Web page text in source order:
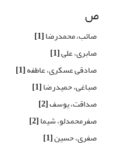
ص
صائب، محمدرضا[1]
صابری، علی[1]
صادقی عسکری، عاطفه[1]
صباغی، حمیدرضا[1]
صداقت، یوسف[2]
صفرمحمدلو، شیما[2]
صفری، حسین[1]